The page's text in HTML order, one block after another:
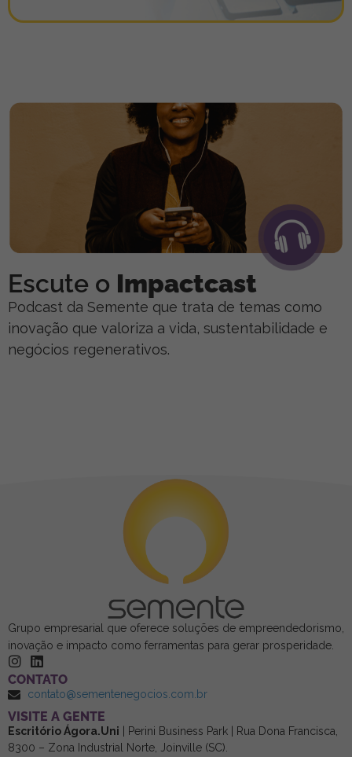
Escute o Impactcast
Podcast da Semente que trata de temas como
inovação que valoriza a vida, sustentabilidade e
negócios regenerativos.
Grupo empresarial que oferece soluções de empreendedorismo,
inovação e impacto como ferramentas para gerar prosperidade.
CONTATO
contato@sementenegocios.com.br
⁠VISITE A GENTE
Escritório Ágora.Uni | Perini Business Park | Rua Dona Francisca,
8300 – Zona Industrial Norte, Joinville (SC).